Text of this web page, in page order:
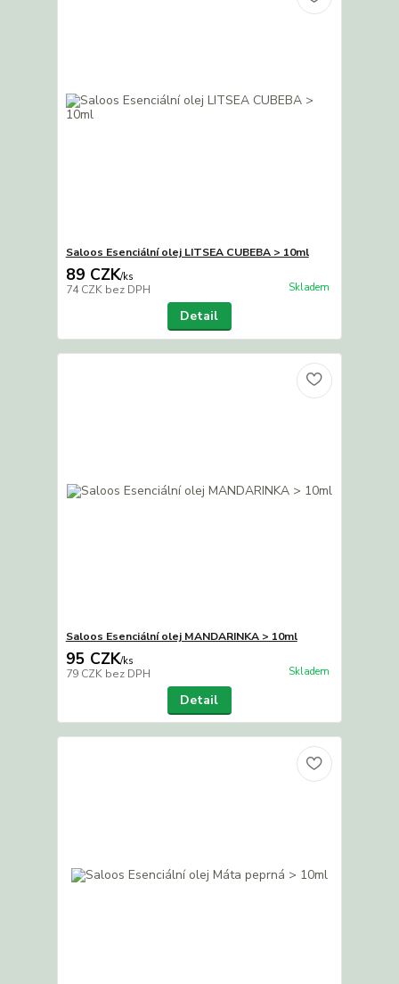
Saloos Esenciální olej LITSEA CUBEBA > 10ml
89 CZK/ks
74 CZK bez DPH Skladem
Detail
Saloos Esenciální olej MANDARINKA > 10ml
95 CZK/ks
79 CZK bez DPH Skladem
Detail